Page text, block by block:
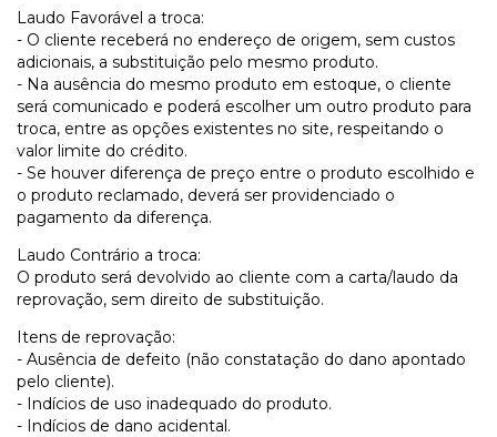
Laudo Favorável a troca:
- O cliente receberá no endereço de origem, sem custos
adicionais, a substituição pelo mesmo produto.
- Na ausência do mesmo produto em estoque, o cliente
será comunicado e poderá escolher um outro produto para
troca, entre as opções existentes no site, respeitando o
valor limite do crédito.
- Se houver diferença de preço entre o produto escolhido e
o produto reclamado, deverá ser providenciado o
pagamento da diferença.
Laudo Contrário a troca:
O produto será devolvido ao cliente com a carta/laudo da
reprovação, sem direito de substituição.
Itens de reprovação:
- Ausência de defeito (não constatação do dano apontado
pelo cliente).
- Indícios de uso inadequado do produto.
- Indícios de dano acidental.